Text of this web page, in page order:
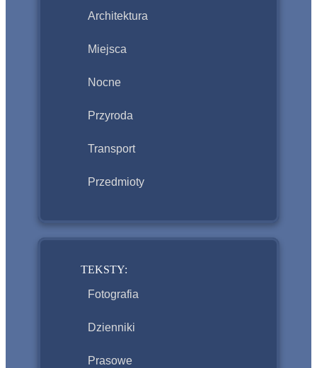
Architektura
Miejsca
Nocne
Przyroda
Transport
Przedmioty
TEKSTY:
Fotografia
Dzienniki
Prasowe